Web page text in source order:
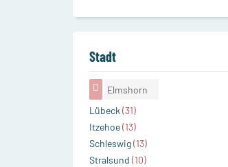
Stadt
Elmshorn
Lübeck(31)
Itzehoe(13)
Schleswig(13)
Stralsund (10)